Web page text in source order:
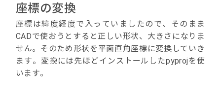
座標の変換
座標は緯度経度で入っていましたので、そのまま
CADで使おうとすると正しい形状、大きさになりま
せん。そのため形状を平面直角座標に変換していき
ます。変換には先ほどインストールしたpyprojを使
います。